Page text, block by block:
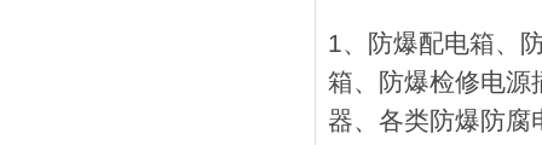
1、防爆配电箱、
箱、防爆检修电源
器、各类防爆防腐